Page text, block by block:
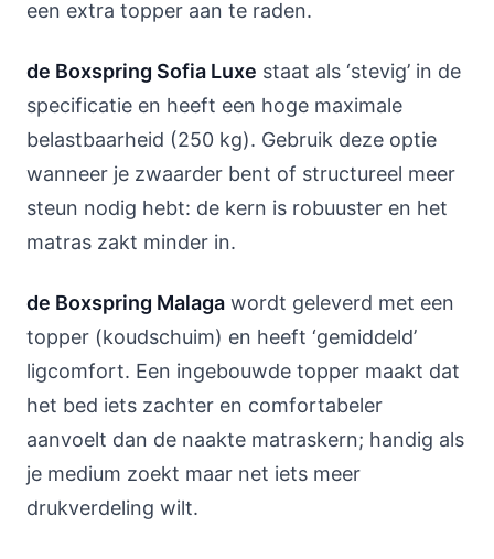
een extra topper aan te raden.
de Boxspring Sofia Luxe staat als ‘stevig’ in de
specificatie en heeft een hoge maximale
belastbaarheid (250 kg). Gebruik deze optie
wanneer je zwaarder bent of structureel meer
steun nodig hebt: de kern is robuuster en het
matras zakt minder in.
de Boxspring Malaga wordt geleverd met een
topper (koudschuim) en heeft ‘gemiddeld’
ligcomfort. Een ingebouwde topper maakt dat
het bed iets zachter en comfortabeler
aanvoelt dan de naakte matraskern; handig als
je medium zoekt maar net iets meer
drukverdeling wilt.